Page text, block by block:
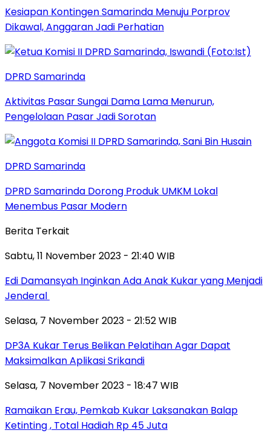
Kesiapan Kontingen Samarinda Menuju Porprov
Dikawal, Anggaran Jadi Perhatian
DPRD Samarinda
Aktivitas Pasar Sungai Dama Lama Menurun,
Pengelolaan Pasar Jadi Sorotan
DPRD Samarinda
DPRD Samarinda Dorong Produk UMKM Lokal
Menembus Pasar Modern
Berita Terkait
Sabtu, 11 November 2023 - 21:40 WIB
Edi Damansyah Inginkan Ada Anak Kukar yang Menjadi
Jenderal
Selasa, 7 November 2023 - 21:52 WIB
DP3A Kukar Terus Belikan Pelatihan Agar Dapat
Maksimalkan Aplikasi Srikandi
Selasa, 7 November 2023 - 18:47 WIB
Ramaikan Erau, Pemkab Kukar Laksanakan Balap
Ketinting , Total Hadiah Rp 45 Juta